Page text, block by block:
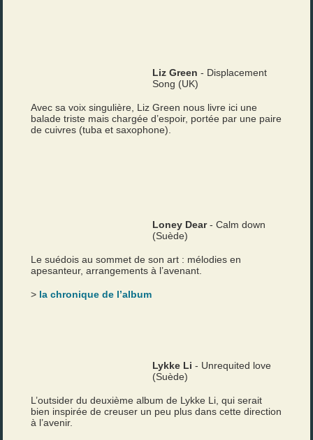
Liz Green - Displacement
Song (UK)
Avec sa voix singulière, Liz Green nous livre ici une
balade triste mais chargée d’espoir, portée par une paire
de cuivres (tuba et saxophone).
Loney Dear- Calm down
(Suède)
Le suédois au sommet de son art : mélodies en
apesanteur, arrangements à l’avenant.
> la chronique de l’album
Lykke Li - Unrequited love
(Suède)
L’outsider du deuxième album de Lykke Li, qui serait
bien inspirée de creuser un peu plus dans cette direction
à l’avenir.